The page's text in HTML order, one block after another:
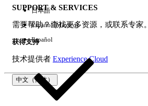
SUPPORT & SERVICES
需要帮助？查找更多资源，或联系专家。
获得支持
技术提供者 Experience Cloud
中文（简体）
日本語
Español (México)
Español